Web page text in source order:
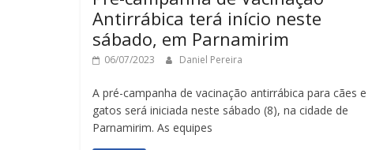
Antirrábica terá início neste
sábado, em Parnamirim
06/07/2023 Daniel Pereira
A pré-campanha de vacinação antirrábica para cães e
gatos será iniciada neste sábado (8), na cidade de
Parnamirim. As equipes